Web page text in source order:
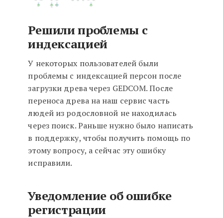
Решили проблемы с
индексацией
У некоторых пользователей были
проблемы с индексацией персон после
загрузки древа через GEDCOM. После
переноса древа на наш сервис часть
людей из родословной не находилась
через поиск. Раньше нужно было написать
в поддержку, чтобы получить помощь по
этому вопросу, а сейчас эту ошибку
исправили.
Уведомление об ошибке
регистрации